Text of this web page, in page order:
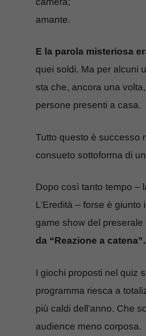
amante.
E la parola misteriosa
quei soldi. Ma per alcuni
sta che, ancora una
persone presenti a casa.
Tutto questo è successo
consueto sottoforma di
Dopo così tanto tempo –
L’Eredità – forse è
game show del
da “Reazione a catena”.
I giochi proposti nel quiz
programma riesca a
più caldi dell’anno. Che
audience meno corposa.